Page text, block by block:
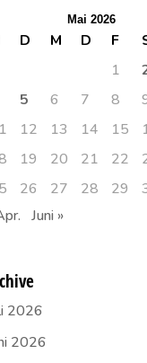
Mai 2026
D M D F
1
5 6 7 8
12 13 14 15
19 20 21 22
26 27 28 29
Juni »
2026
2026